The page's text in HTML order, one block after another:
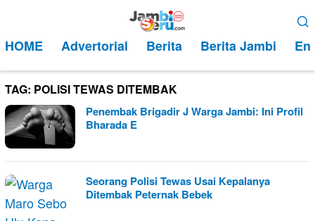
kontenMobile
HOME Advertorial Berita Berita Jambi
TAG: POLISI TEWAS DITEMBAK
Penembak Brigadir J Warga Jambi: Ini Profil
Bharada E
Seorang Polisi Tewas Usai Kepalanya
Ditembak Peternak Bebek